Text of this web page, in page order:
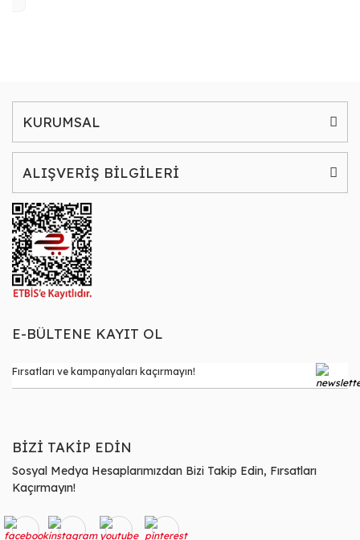
KURUMSAL
ALIŞVERİŞ BİLGİLERİ
E-BÜLTENE KAYIT OL
BİZİ TAKİP EDİN
Sosyal Medya Hesaplarımızdan Bizi Takip Edin, Fırsatları
Kaçırmayın!